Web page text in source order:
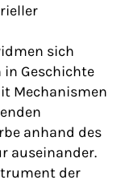
sich
Geschichte
Mechanismen
anhand des
auseinander.
der